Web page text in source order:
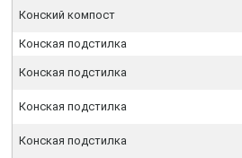
Конский компост
Конская подстилка
Конская подстилка
Конская подстилка
Конская подстилка